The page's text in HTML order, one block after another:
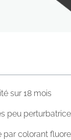
sur 18 mois
peu perturbatrice
par colorant